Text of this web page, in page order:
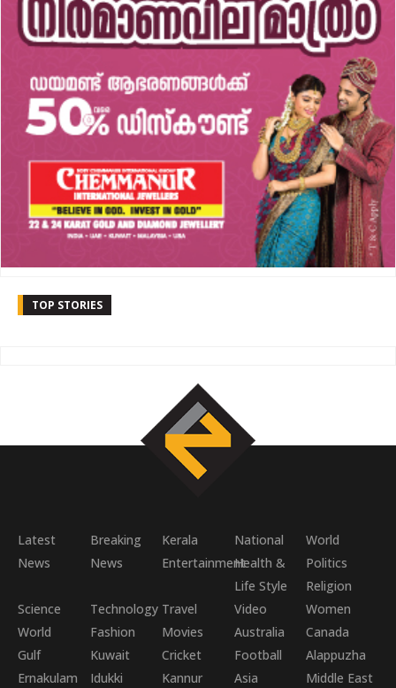
TOP STORIES
Latest
News
Breaking
News
Kerala National
World
EntertainmentHealth &
Life Style
Politics
Religion
Science
World
Technology Travel Video
Women
Fashion
Movies Australia
Canada
Gulf
Kuwait Cricket Football
Alappuzha
Ernakulam
Idukki Kannur Asia Middle East